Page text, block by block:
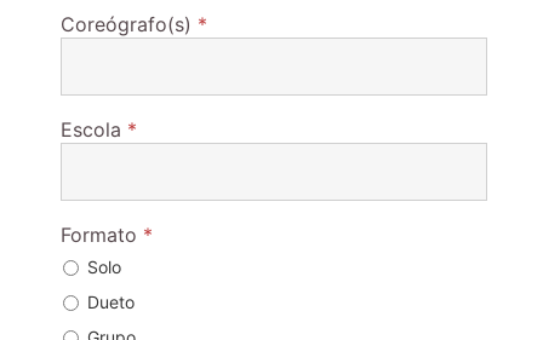
Coreógrafo(s) *
Escola *
Formato *
Solo
Dueto